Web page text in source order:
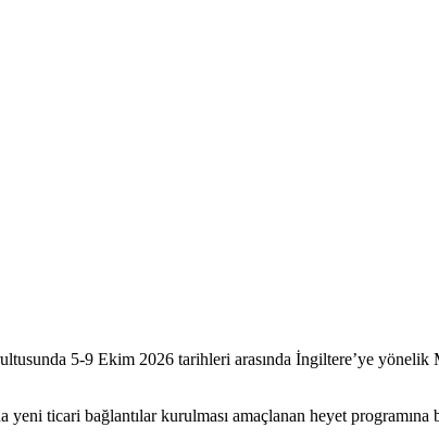
5-9 Ekim 2026 tarihleri arasında İngiltere’ye
ticari bağlantılar kurulması amaçlanan heyet